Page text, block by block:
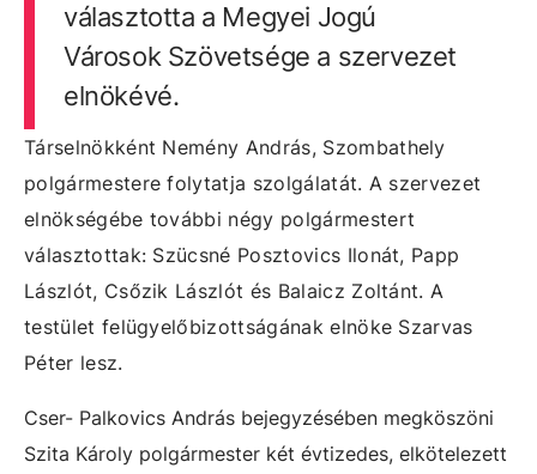
választotta a Megyei Jogú
Városok Szövetsége a szervezet
elnökévé.
Társelnökként Nemény András, Szombathely
polgármestere folytatja szolgálatát. A szervezet
elnökségébe további négy polgármestert
választottak: Szücsné Posztovics Ilonát, Papp
Lászlót, Csőzik Lászlót és Balaicz Zoltánt. A
testület felügyelőbizottságának elnöke Szarvas
Péter lesz.
Cser- Palkovics András bejegyzésében megköszöni
Szita Károly polgármester két évtizedes, elkötelezett